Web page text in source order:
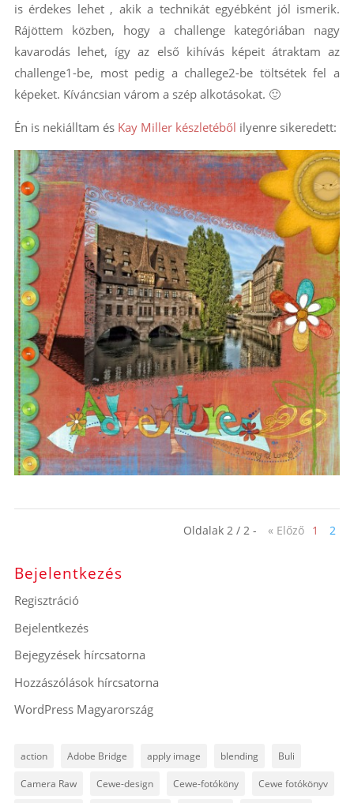
is érdekes lehet , akik a technikát egyébként jól ismerik.
Rájöttem közben, hogy a challenge kategóriában nagy
kavarodás lehet, így az első kihívás képeit átraktam az
challenge1-be, most pedig a challege2-be töltsétek fel a
képeket. Kíváncsian várom a szép alkotásokat. 🙂
Én is nekiálltam és Kay Miller készletéből ilyenre sikeredett:
Oldalak 2 / 2 - « Előző 1 2
Bejelentkezés
Regisztráció
Bejelentkezés
Bejegyzések hírcsatorna
Hozzászólások hírcsatorna
WordPress Magyarország
action Adobe Bridge apply image blending Buli
Camera Raw Cewe-design Cewe-fotóköny Cewe fotókönyv